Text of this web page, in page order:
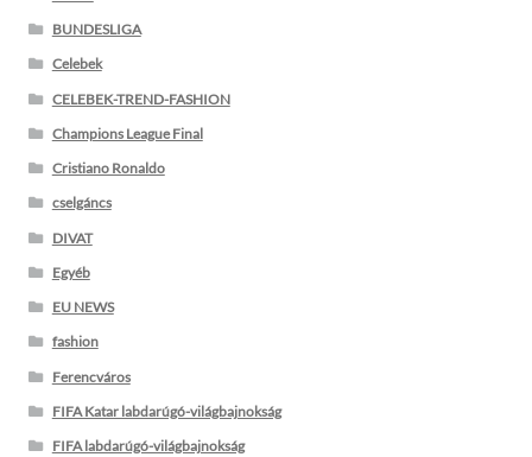
BUNDESLIGA
Celebek
CELEBEK-TREND-FASHION
Champions League Final
Cristiano Ronaldo
cselgáncs
DIVAT
Egyéb
EU NEWS
fashion
Ferencváros
FIFA Katar labdarúgó-világbajnokság
FIFA labdarúgó-világbajnokság